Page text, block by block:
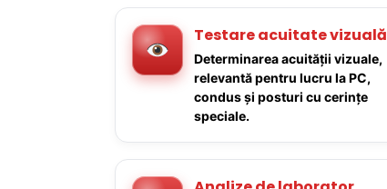
Testare acuitate vizuală
Determinarea acuității vizuale,
relevantă pentru lucru la PC,
condus și posturi cu cerințe
speciale.